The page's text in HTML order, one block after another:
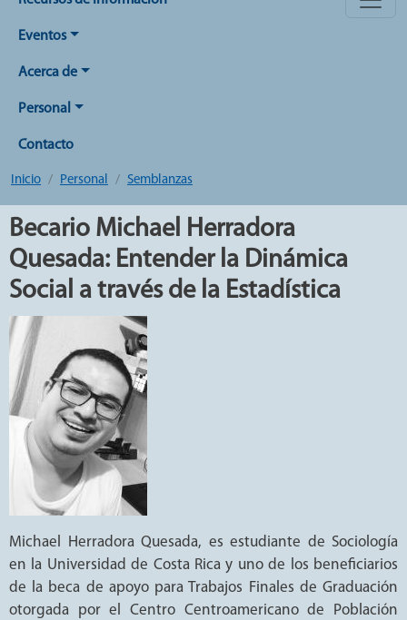
Eventos
Acerca de
Personal
Contacto
Inicio Personal Semblanzas
Becario Michael Herradora
Quesada: Entender la Dinámica
Social a través de la Estadística
Michael Herradora Quesada, es estudiante de Sociología
en la Universidad de Costa Rica y uno de los beneficiarios
de la beca de apoyo para Trabajos Finales de Graduación
otorgada por el Centro Centroamericano de Población